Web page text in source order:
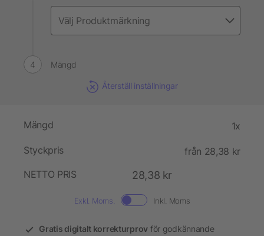
Mängd
Återställ inställningar
Mängd 1x
Styckpris
från 28,38 kr
NETTO PRIS
28,38 kr
Exkl. Moms. Inkl. Moms
Gratis digitalt korrekturprov för godkännande